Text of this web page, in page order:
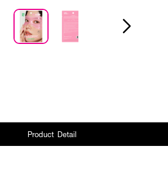
Product Detail